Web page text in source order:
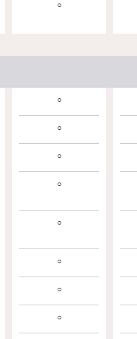
○
○
○
○
○
○
○
○
○